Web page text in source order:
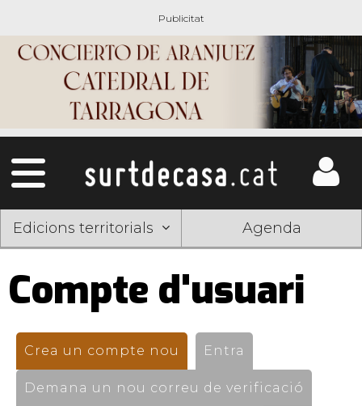
Edicions territorials Agenda
Compte d'usuari
Pestanyes
primàries
Crea un compte nou (pestanya activa)
Entra
Demana un nou correu de verificació